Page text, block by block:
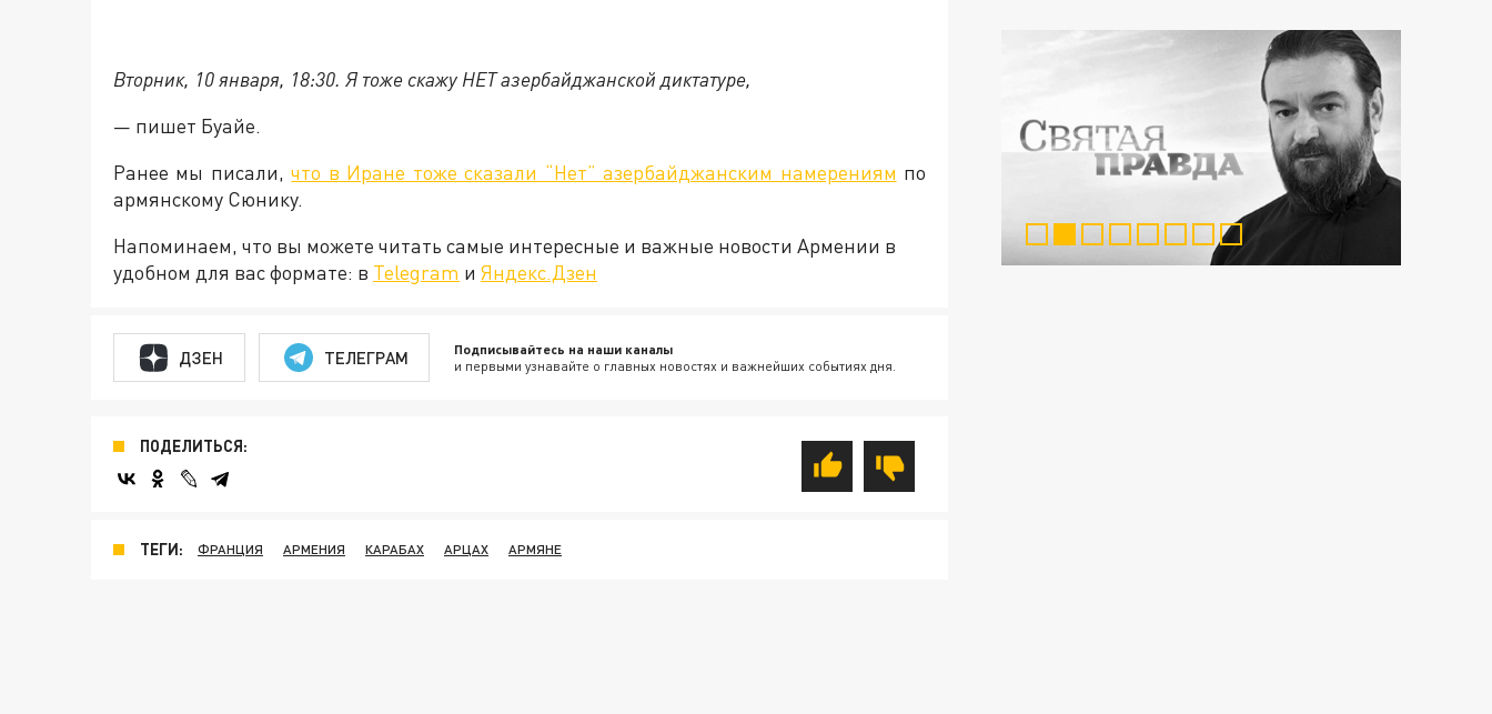
Вторник, 10 января, 18:30. Я тоже скажу НЕТ азербайджанской диктатуре,
— пишет Буайе.
Ранее мы писали,что в Иране тоже сказали “Нет” азербайджанским намерениям по
армянскому Сюнику.
Напоминаем, что вы можете читать самые интересные и важные новости Армении в
удобном для вас формате: в Telegram и Яндекс.Дзен
ДЗЕН ТЕЛЕГРАМ Подписывайтесь на наши каналы
и первыми узнавайте о главных новостях и важнейших событиях дня.
ПОДЕЛИТЬСЯ:
ТЕГИ: ФРАНЦИЯ АРМЕНИЯ КАРАБАХ АРЦАХ АРМЯНЕ